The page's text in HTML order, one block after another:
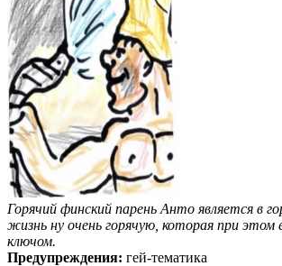
Горячий финский парень Анто является в
жизнь ну очень горячую, которая при этом
ключом.
Предупреждения: гей-тематика